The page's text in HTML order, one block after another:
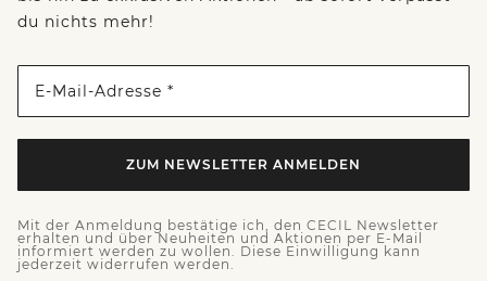
du nichts mehr!
E-Mail-Adresse *
ZUM NEWSLETTER ANMELDEN
Mit der Anmeldung bestätige ich, den CECIL Newsletter
erhalten und über Neuheiten und Aktionen per E-Mail
informiert werden zu wollen. Diese Einwilligung kann
jederzeit widerrufen werden.